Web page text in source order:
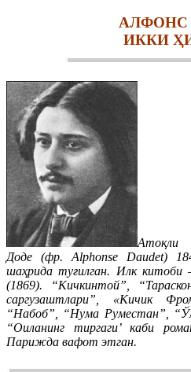
АЛФОНС
ИККИ
Атоқли
Доде (фр. Alphonse Daudet)
шаҳрида туғилган. Илк китоби
(1869). “Кичкинтой”,
саргузаштлари”, «Кичик
“Набоб”, “Нума Руместан”,
“Оиланинг тиргаги’ каби
Парижда вафот этган.